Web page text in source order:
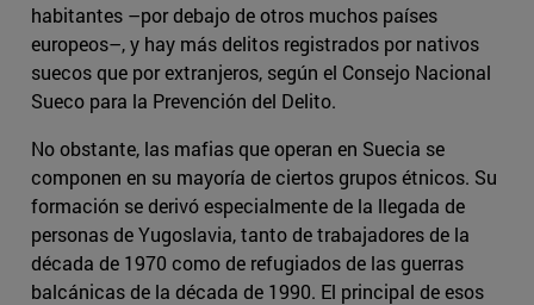
habitantes –por debajo de otros muchos países
europeos–, y hay más delitos registrados por nativos
suecos que por extranjeros, según el Consejo Nacional
Sueco para la Prevención del Delito.
No obstante, las mafias que operan en Suecia se
componen en su mayoría de ciertos grupos étnicos. Su
formación se derivó especialmente de la llegada de
personas de Yugoslavia, tanto de trabajadores de la
década de 1970 como de refugiados de las guerras
balcánicas de la década de 1990. El principal de esos